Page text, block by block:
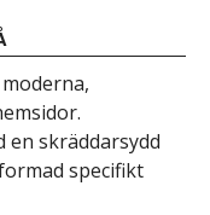
en skräddarsydd
specifikt